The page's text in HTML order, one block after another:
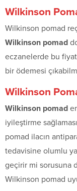
Wilkinson
Wilkinson pomad
Wilkinson pomad
eczanelerde bu
bir ödemesi
Wilkinson
Wilkinson pomad
iyileştirme
pomad ilacın
tedavisine olumlu
geçirir mi sorusuna
Wilkinson pomad